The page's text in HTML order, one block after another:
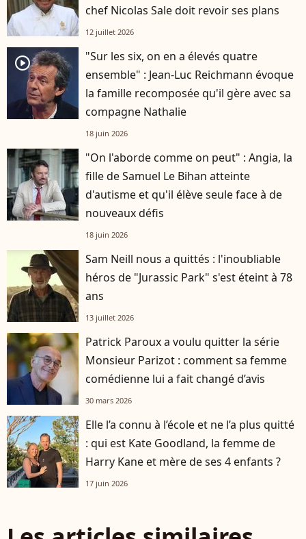
chef Nicolas Sale doit revoir ses plans
12 juillet 2026
player2
"Sur les six, on en a élevés quatre
ensemble" : Jean-Luc Reichmann évoque
la famille recomposée qu'il gère avec sa
compagne Nathalie
18 juin 2026
"On l'aborde comme on peut" : Angia, la
fille de Samuel Le Bihan atteinte
d'autisme et qu'il élève seule face à de
nouveaux défis
18 juin 2026
Sam Neill nous a quittés : l'inoubliable
héros de "Jurassic Park" s'est éteint à 78
ans
13 juillet 2026
Patrick Paroux a voulu quitter la série
Monsieur Parizot : comment sa femme
comédienne lui a fait changé d’avis
30 mars 2026
Elle l’a connu à l’école et ne l’a plus quitté
: qui est Kate Goodland, la femme de
Harry Kane et mère de ses 4 enfants ?
17 juin 2026